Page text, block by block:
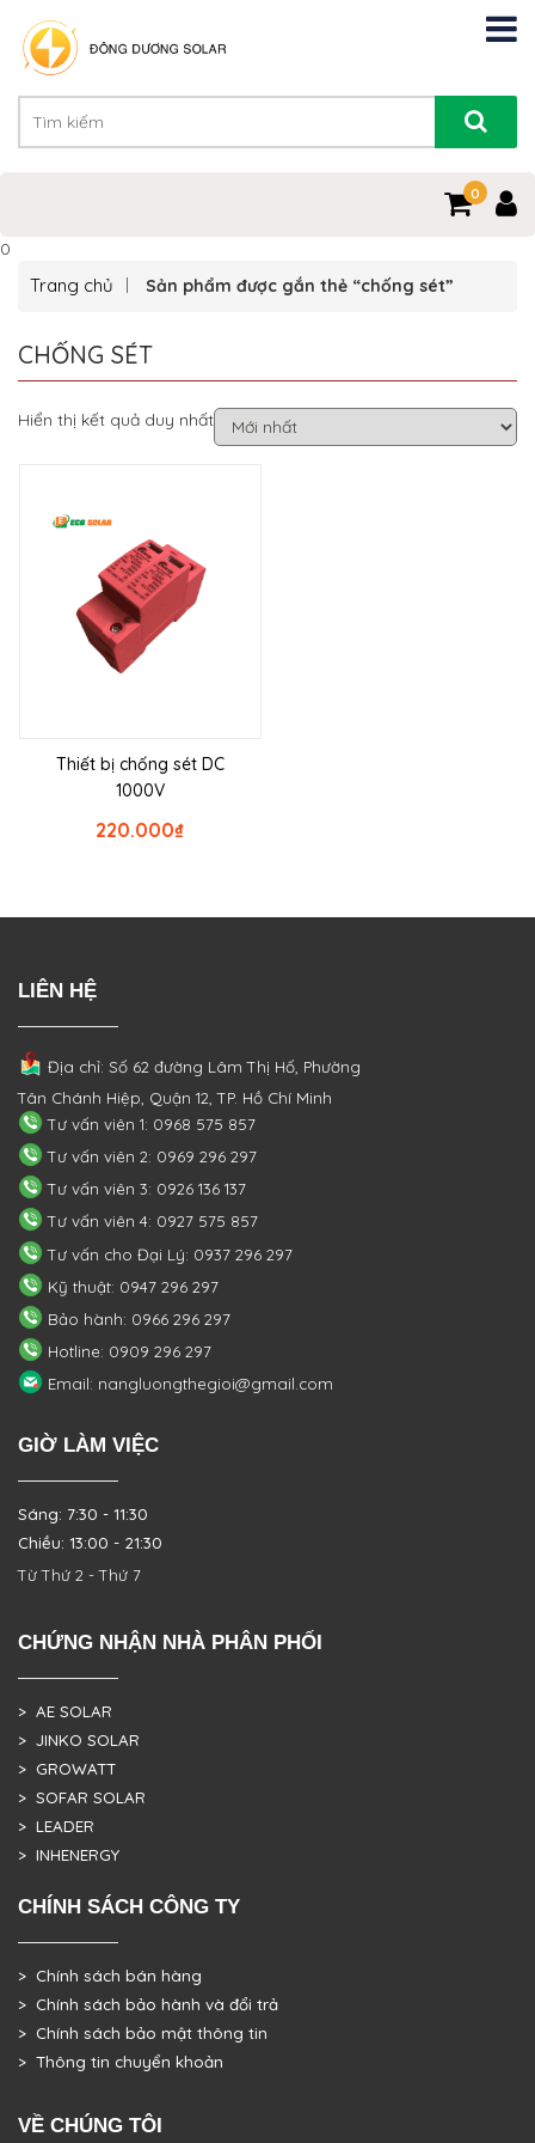
0
0
Trang chủ Sản phẩm được gắn thẻ “chống sét”
CHỐNG SÉT
Hiển thị kết quả duy nhất
Thiết bị chống sét DC
1000V
₫
220.000
LIÊN HỆ
Địa chỉ: Số 62 đường Lâm Thị Hố, Phường
Tân Chánh Hiệp, Quận 12, TP. Hồ Chí Minh
Tư vấn viên 1: 0968 575 857
Tư vấn viên 2: 0969 296 297
Tư vấn viên 3: 0926 136 137
Tư vấn viên 4: 0927 575 857
Tư vấn cho Đại Lý: 0937 296 297
Kỹ thuật: 0947 296 297
Bảo hành: 0966 296 297
Hotline: 0909 296 297
Email: nangluongthegioi@gmail.com
GIỜ LÀM VIỆC
Sáng: 7:30 - 11:30
Chiều: 13:00 - 21:30
Từ Thứ 2 - Thứ 7
CHỨNG NHẬN NHÀ PHÂN PHỐI
> AE SOLAR
> JINKO SOLAR
> GROWATT
> SOFAR SOLAR
> LEADER
> INHENERGY
CHÍNH SÁCH CÔNG TY
> Chính sách bán hàng
> Chính sách bảo hành và đổi trả
> Chính sách bảo mật thông tin
> Thông tin chuyển khoản
VỀ CHÚNG TÔI